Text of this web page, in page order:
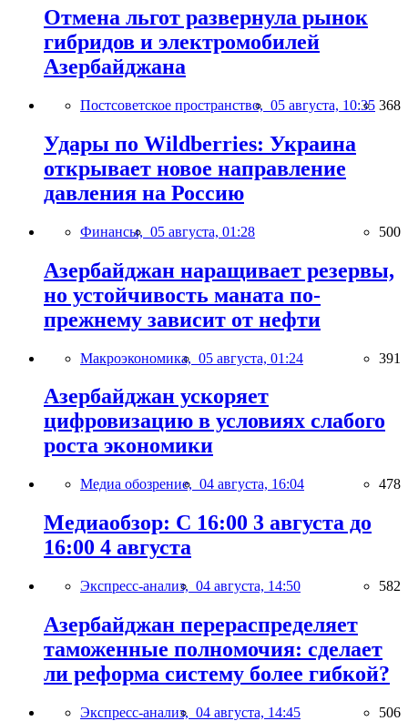
Отмена льгот развернула рынок
гибридов и электромобилей
Азербайджана
Постсоветское пространство, 05 августа, 10:35 368
Удары по Wildberries: Украина
открывает новое направление
давления на Россию
Финансы, 05 августа, 01:28 500
Азербайджан наращивает резервы,
но устойчивость маната по-
прежнему зависит от нефти
Макроэкономика, 05 августа, 01:24 391
Азербайджан ускоряет
цифровизацию в условиях слабого
роста экономики
Медиа обозрение, 04 августа, 16:04 478
Медиаобзор: С 16:00 3 августа до
16:00 4 августа
Экспресс-анализ, 04 августа, 14:50 582
Азербайджан перераспределяет
таможенные полномочия: сделает
ли реформа систему более гибкой?
Экспресс-анализ, 04 августа, 14:45 506